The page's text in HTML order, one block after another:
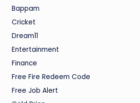
Bappam
Cricket
Dream11
Entertainment
Finance
Free Fire Redeem Code
Free Job Alert